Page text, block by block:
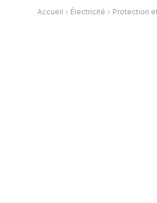
Accueil Électricité Protection